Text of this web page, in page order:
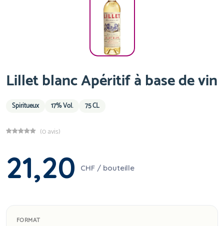
Lillet blanc Apéritif à base de vin
Spiritueux 17% Vol. 75 CL
(0 avis)
21,20 CHF / bouteille
FORMAT